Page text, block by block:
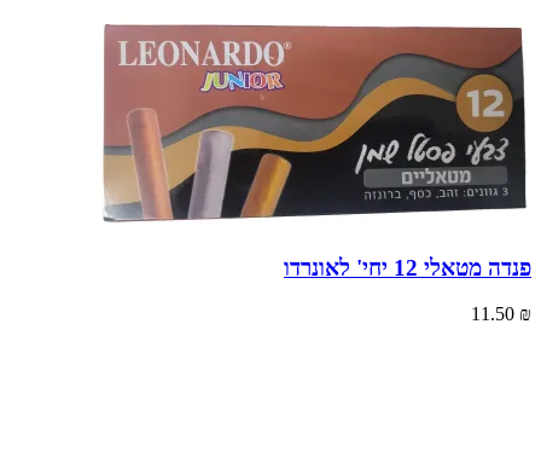
פנדה מטאלי 12 יחי' לאונרדו
11.50 ₪